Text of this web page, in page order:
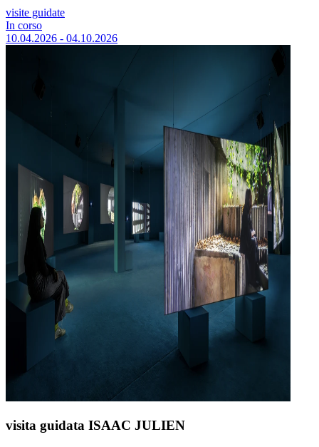
visite guidate
In corso
10.04.2026 - 04.10.2026
visita guidata ISAAC JULIEN